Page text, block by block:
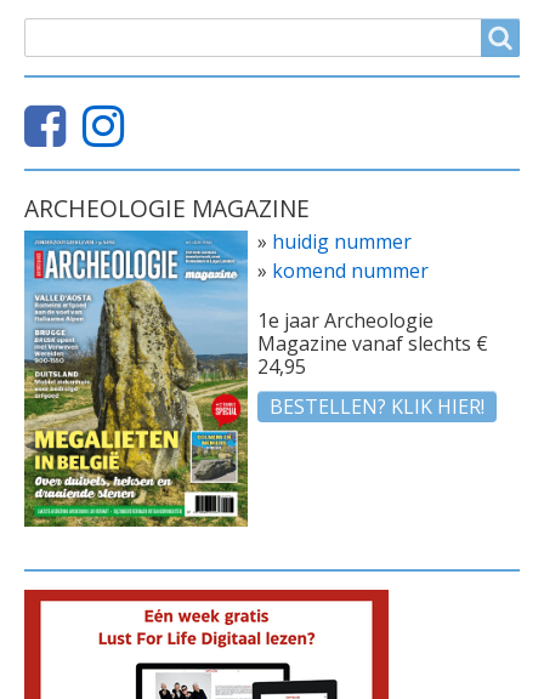
ARCHEOLOGIE MAGAZINE
» huidig nummer
» komend nummer
1e jaar Archeologie
Magazine vanaf slechts €
24,95
BESTELLEN? KLIK HIER!